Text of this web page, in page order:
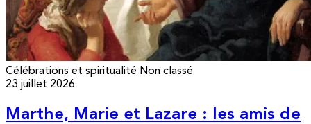
Célébrations et spiritualité Non classé
23 juillet 2026
Marthe, Marie et Lazare : les amis de